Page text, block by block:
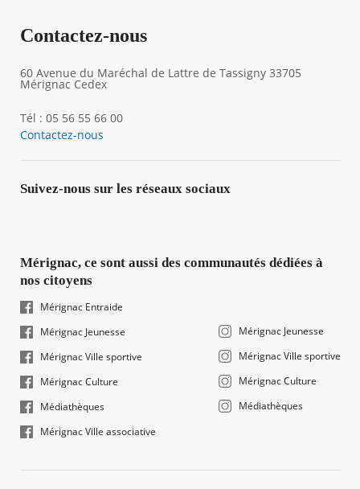
Contactez-nous
60 Avenue du Maréchal de Lattre de Tassigny 33705
Mérignac Cedex
Tél : 05 56 55 66 00
Contactez-nous
Suivez-nous sur les réseaux sociaux
Mérignac, ce sont aussi des communautés dédiées à
nos citoyens
Mérignac Entraide
Mérignac Jeunesse
Mérignac Ville sportive
Mérignac Culture
Médiathèques
Mérignac Ville associative
Mérignac Jeunesse
Mérignac Ville sportive
Mérignac Culture
Médiathèques